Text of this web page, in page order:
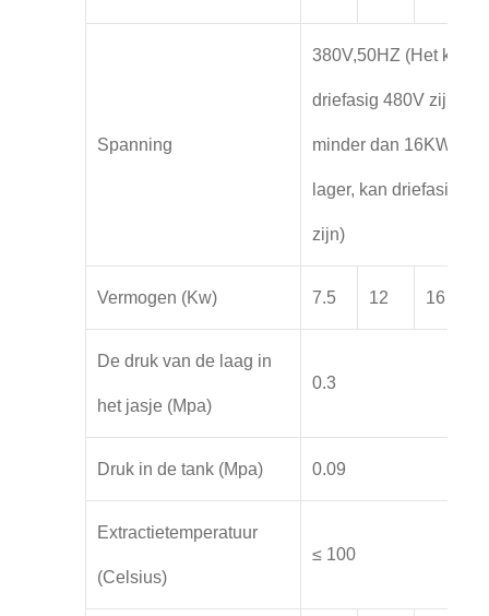
Spanning
380V,50HZ (Het kan
driefasig 480V zijn,
minder dan 16KW en
lager, kan driefasig
zijn)
Vermogen (Kw) 7.5 12 16
De druk van de laag in
het jasje (Mpa)
0.3
Druk in de tank (Mpa) 0.09
Extractietemperatuur
(Celsius)
≤ 100